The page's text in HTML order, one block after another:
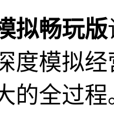
拟畅玩版
度模拟
的全过